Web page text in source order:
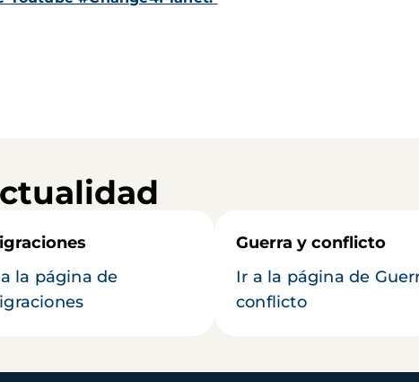
la página de
Guerra y conflicto
Ir a la página de
conflicto